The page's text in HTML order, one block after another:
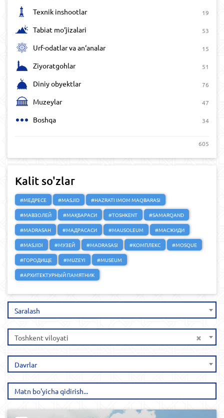
Texnik inshootlar 19
Tabiat mo‘jizalari 53
Urf-odatlar va an‘analar 15
Ziyoratgohlar 51
Diniy obyektlar 76
Muzeylar 47
Boshqa 34
605
Kalit so'zlar
#МЕДРЕСЕ #MASJID
#HAZRATI IMOM MAQBARASI
#МАВЗОЛЕЙ
#МАҚБАРАСИ #TOSHKENT
#SAMARQAND
#MADRASAH
#МАДРАСАСИ #MAUSOLEUM
#МАСЖИДИ
#MASJIDI
#МУЗЕЙ #MADRASASI #КОМПЛЕКС
#MOSQUE
#ГОРОДИЩЕ
#MUZEYI
#MUSEUM
#АРХИТЕКТУРНЫЙ ПАМЯТНИК
Saralash
×
Toshkent viloyati
Davrlar